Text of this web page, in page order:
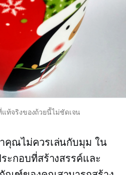
ท้จริงของถ้วยนี้ไม่ชัดเจน
คุณไม่ควรเล่นกับมุม ใน
ะกอบที่สร้างสรรค์และ